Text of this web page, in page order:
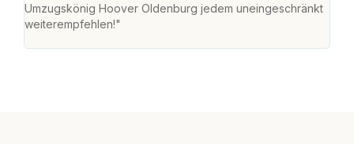
Umzugskönig Hoover Oldenburg jedem uneingeschränkt
weiterempfehlen!"